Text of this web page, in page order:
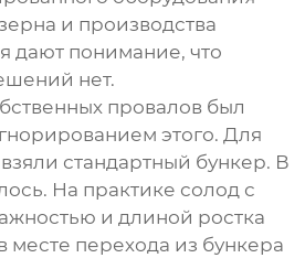
и производства
дают понимание, что
нет.
провалов был
этого. Для
стандартный бункер. В
На практике солод с
и длиной ростка
месте перехода из бункера